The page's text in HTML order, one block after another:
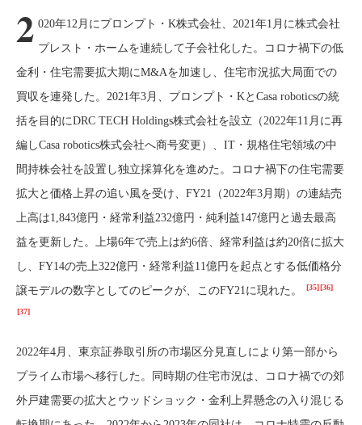
2 020年12月にプロンプト・K株式会社、2021年1月に株式会社
プレスト・ホームを連続して子会社化した。コロナ禍下の低
金利・住宅需要拡大期にM&Aを加速し、住宅市況拡大局面での
買収を連発した。2021年3月、プロンプト・KとCasa roboticsの統
括を目的にDRC TECH Holdings株式会社を設立（2022年11月に再
編しCasa robotics株式会社へ商号変更）、IT・規格住宅領域の中
間持株会社を設置し独立採算化を進めた。コロナ禍下の住宅需要
拡大と価格上昇の追い風を受け、FY21（2022年3月期）の連結売
上高は1,843億円・経常利益232億円・純利益147億円と過去最高
益を更新した。上場6年で売上は約6倍、経常利益は約20倍に拡大
し、FY14の売上322億円・経常利益11億円を起点とする低価格分
譲モデルの数字としてのピークが、このFY21に現れた。
[35][36]
[37]
2022年4月、東京証券取引所の市場区分見直しにより第一部から
プライム市場へ移行した。同時期の住宅市況は、コロナ禍での郊
外戸建需要の拡大とウッドショック・金利上昇懸念の入り混じる